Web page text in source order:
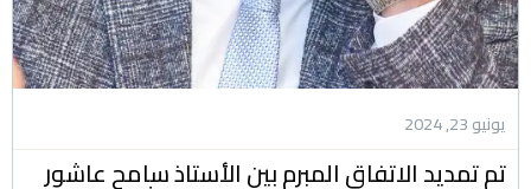
يونيو 23, 2024
تم تمديد الاتفاق المبرم بين الأستاذ سامح عاشور